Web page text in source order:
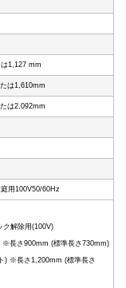
1,127 mm
は1,610mm
は2,092mm
用100V50/60Hz
ク解除用(100V)
※長さ900mm (標準長さ730mm)
) ※長さ1,200mm (標準長さ